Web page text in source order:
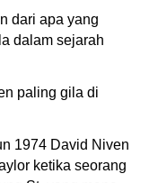
dari apa yang
dalam sejarah
paling gila di
1974 David Niven
ketika seorang